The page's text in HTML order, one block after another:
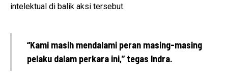
intelektual di balik aksi tersebut.
“Kami masih mendalami peran masing-masing
pelaku dalam perkara ini,” tegas Indra.